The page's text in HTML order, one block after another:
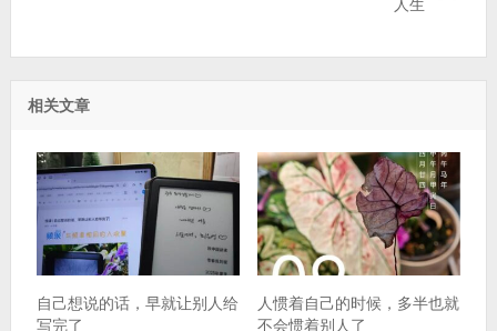
人生
相关文章
自己想说的话，早就让别人给
写完了
人惯着自己的时候，多半也就
不会惯着别人了